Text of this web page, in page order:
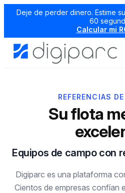
Deje de perder dinero. Estime
60
Calcular mi
REFERENCIAS
Su flota
Equipos de campo con
Digiparc es una plataforma
Cientos de empresas confían